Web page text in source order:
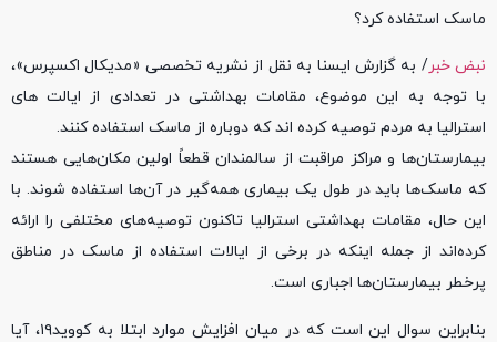
ماسک استفاده کرد؟
نبض خبر/ به گزارش ایسنا به نقل از نشریه تخصصی «مدیکال اکسپرس»،
با توجه به این موضوع، مقامات بهداشتی در تعدادی از ایالت های
استرالیا به مردم توصیه کرده اند که دوباره از ماسک استفاده کنند.
بیمارستان‌ها و مراکز مراقبت از سالمندان قطعاً اولین مکان‌هایی هستند
که ماسک‌ها باید در طول یک بیماری همه‌گیر در آن‌ها استفاده شوند. با
این حال، مقامات بهداشتی استرالیا تاکنون توصیه‌های مختلفی را ارائه
کرده‌اند از جمله اینکه در برخی از ایالات استفاده از ماسک در مناطق
پرخطر بیمارستان‌ها اجباری است.
بنابراین سوال این است که در میان افزایش موارد ابتلا به کووید۱۹، آیا